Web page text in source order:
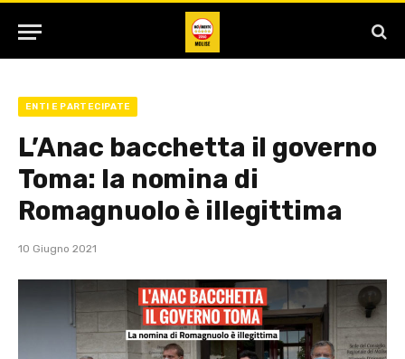
ENTI E PARTECIPATE
L’Anac bacchetta il governo
Toma: la nomina di
Romagnuolo è illegittima
10 Giugno 2021